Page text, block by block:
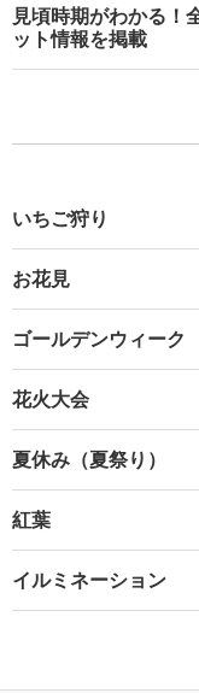
見頃時期がわかる！
ット情報を掲載
いちご狩り
お花見
ゴールデンウィーク
花火大会
夏休み（夏祭り）
紅葉
イルミネーション